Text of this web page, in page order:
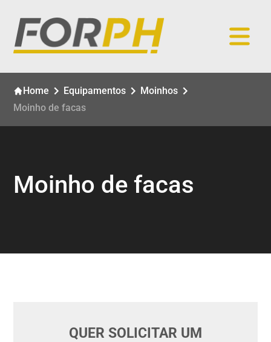
Home Equipamentos
Moinhos
Moinho de facas
Moinho de facas
QUER SOLICITAR UM